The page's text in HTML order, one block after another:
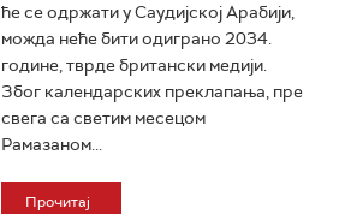
ће се одржати у Саудијској Арабији,
можда неће бити одиграно 2034.
године, тврде британски медији.
Због календарских преклапања, пре
свега са светим месецом
Рамазаном...
Прочитај